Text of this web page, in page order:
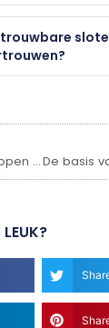
Hoe werkt een huis kopen in Ede?